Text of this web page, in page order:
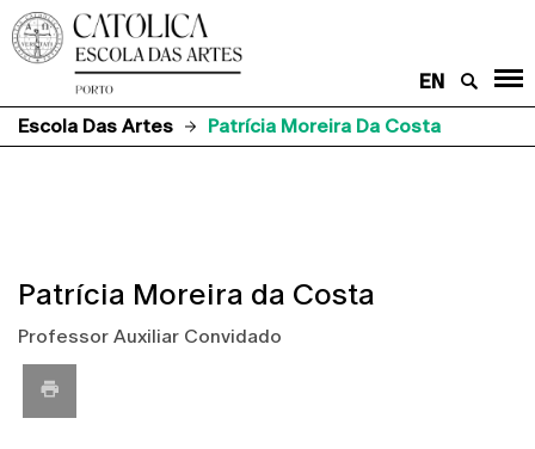
EN
Escola Das Artes
Patrícia Moreira Da Costa
Patrícia Moreira da Costa
Professor Auxiliar Convidado